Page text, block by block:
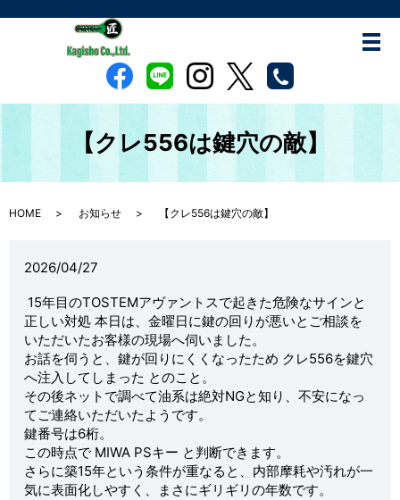
【クレ556は鍵穴の敵】
HOME お知らせ 【クレ556は鍵穴の敵】
2026/04/27
15年目のTOSTEMアヴァントスで起きた危険なサインと
正しい対処 本日は、金曜日に鍵の回りが悪いとご相談を
いただいたお客様の現場へ伺いました。
お話を伺うと、鍵が回りにくくなったため クレ556を鍵穴
へ注入してしまった とのこと。
その後ネットで調べて油系は絶対NGと知り、不安になっ
てご連絡いただいたようです。
鍵番号は6桁。
この時点で MIWA PSキー と判断できます。
さらに築15年という条件が重なると、内部摩耗や汚れが一
気に表面化しやすく、まさにギリギリの年数です。